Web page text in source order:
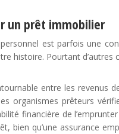
un prêt immobilier
est parfois une
histoire. Pourtant
entre les revenus
organismes prêteurs
financière de
bien qu’une assurance